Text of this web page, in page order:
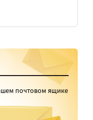
почтовом ящике